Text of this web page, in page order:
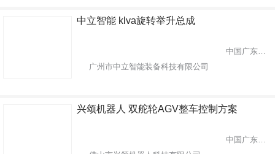
中立智能 klva旋转举升总成
中国广东省广州市
广州市中立智能装备科技有限公司
兴颂机器人 双舵轮AGV整车控制方案
中国广东省佛山市